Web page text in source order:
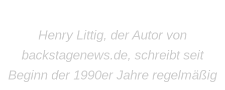
Henry Littig, der Autor von
backstagenews.de, schreibt seit
Beginn der 1990er Jahre regelmäßig